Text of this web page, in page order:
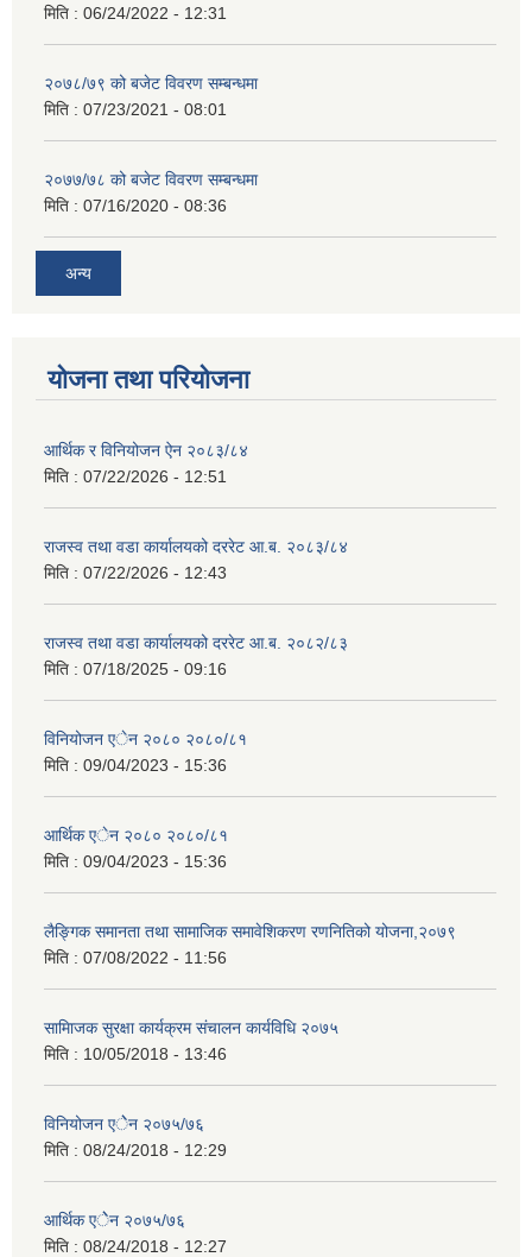
मिति : 06/24/2022 - 12:31
२०७८/७९ को बजेट विवरण सम्बन्धमा
मिति : 07/23/2021 - 08:01
२०७७/७८ को बजेट विवरण सम्बन्धमा
मिति : 07/16/2020 - 08:36
अन्य
योजना तथा परियोजना
आर्थिक र विनियोजन ऐन २०८३/८४
मिति : 07/22/2026 - 12:51
राजस्व तथा वडा कार्यालयको दररेट आ.ब. २०८३/८४
मिति : 07/22/2026 - 12:43
राजस्व तथा वडा कार्यालयको दररेट आ.ब. २०८२/८३
मिति : 07/18/2025 - 09:16
विनियोजन एेन २०८० २०८०/८१
मिति : 09/04/2023 - 15:36
आर्थिक एेन २०८० २०८०/८१
मिति : 09/04/2023 - 15:36
लैङ्गिक समानता तथा सामाजिक समावेशिकरण रणनितिको योजना,२०७९
मिति : 07/08/2022 - 11:56
सामािजक सुरक्षा कार्यक्रम संचालन कार्यविधि २०७५
मिति : 10/05/2018 - 13:46
विनियोजन एेेन २०७५/७६
मिति : 08/24/2018 - 12:29
आर्थिक एेेन २०७५/७६
मिति : 08/24/2018 - 12:27